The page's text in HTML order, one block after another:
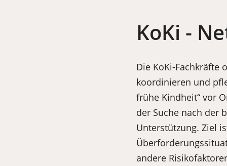
KoKi -
Die KoKi-Fachkräfte
koordinieren und
frühe Kindheit“ vor
der Suche nach der
Unterstützung. Ziel
andere